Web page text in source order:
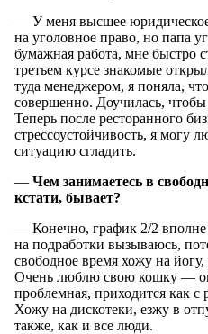
— У меня высшее юридическое
на уголовное право, но папа
бумажная работа, мне быстро
третьем курсе знакомые
туда менеджером, я поняла,
совершенно. Доучилась, чтобы
Теперь после ресторанного
стрессоустойчивость, я могу
ситуацию сгладить.
— Чем занимаетесь в
кстати, бывает?
— Конечно, график 2/2 вполне
на подработки вызываюсь,
свободное время хожу на
Очень люблю свою кошку —
проблемная, приходится как с
Хожу на дискотеки, езжу в
также, как и все люди.